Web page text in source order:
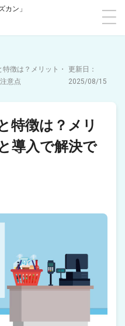
カン」
徴は？メリット・
意点
2025/08/15
特徴は？メリ
導入で解決で